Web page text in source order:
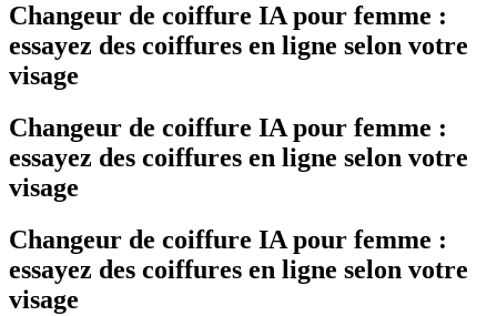
Changeur de coiffure IA pour femme :
essayez des coiffures en ligne selon votre
visage
Changeur de coiffure IA pour femme :
essayez des coiffures en ligne selon votre
visage
Changeur de coiffure IA pour femme :
essayez des coiffures en ligne selon votre
visage